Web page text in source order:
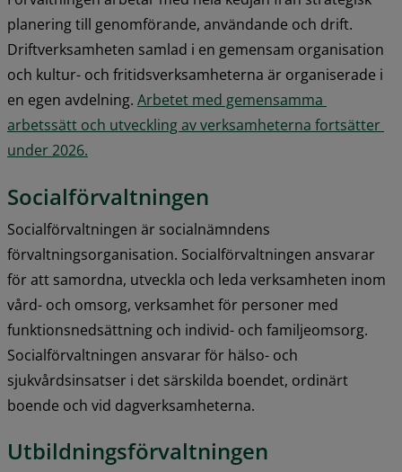
planering till genomförande, användande och drift.
Driftverksamheten samlad i en gemensam organisation
och kultur- och fritidsverksamheterna är organiserade i
en egen avdelning. Arbetet med gemensamma
arbetssätt och utveckling av verksamheterna fortsätter
under 2026.
Socialförvaltningen
Socialförvaltningen är socialnämndens
förvaltningsorganisation. Socialförvaltningen ansvarar
för att samordna, utveckla och leda verksamheten inom
vård- och omsorg, verksamhet för personer med
funktionsnedsättning och individ- och familjeomsorg.
Socialförvaltningen ansvarar för hälso- och
sjukvårdsinsatser i det särskilda boendet, ordinärt
boende och vid dagverksamheterna.
Utbildningsförvaltningen